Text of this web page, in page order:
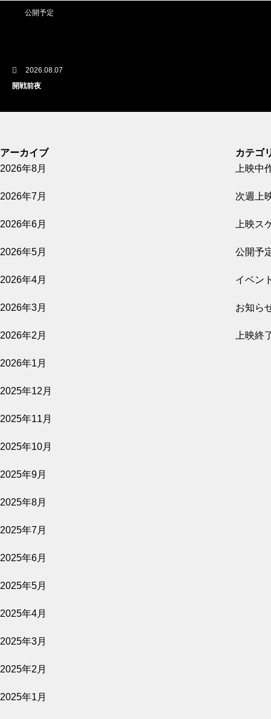
公開予定
2026.08.07
開戦前夜
GUN FISH あなたの知らないフグの世界
影を売る女
隣人たち
原爆資料館 語り継ぐものたち
きれっぱしの愛
アーカイブ
2026年8月
2026年7月
2026年6月
2026年5月
2026年4月
2026年3月
2026年2月
2026年1月
2025年12月
2025年11月
2025年10月
2025年9月
2025年8月
2025年7月
2025年6月
2025年5月
2025年4月
2025年3月
2025年2月
2025年1月
カテゴ
上映中
次週上
上映ス
公開予
イベン
お知ら
上映終